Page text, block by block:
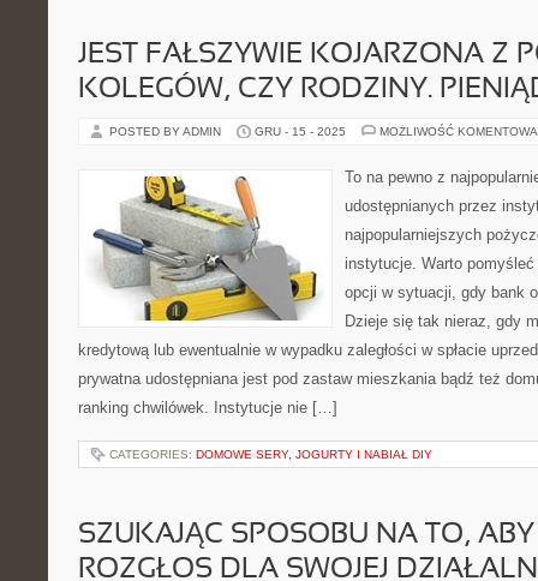
JEST FAŁSZYWIE KOJARZONA Z
KOLEGÓW, CZY RODZINY.
POSTED BY ADMIN GRU - 15 - 2025 MOŻLIWOŚĆ
To na pewno z
udostępnianych przez
najpopularniejszych
instytucje. Warto
opcji w sytuacji, gdy bank
Dzieje się tak nieraz, gdy
kredytową lub ewentualnie w wypadku zaległości w spłacie
prywatna udostępniana jest pod zastaw mieszkania bądź też
ranking chwilówek. Instytucje nie […]
CATEGORIES: DOMOWE SERY, JOGURTY I NABIAŁ DIY
SZUKAJĄC SPOSOBU NA TO,
ROZGŁOS DLA SWOJEJ